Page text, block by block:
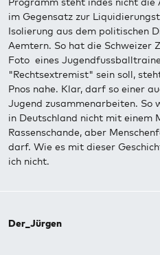
im Gegensatz zur
Isolierung aus dem politischen
Aemtern. So hat die Schweizer
Foto eines
"Rechtsextremist" sein soll,
Pnos nahe. Klar, darf so einer
Jugend zusammenarbeiten. So
in Deutschland nicht mit einem
Rassenschande, aber
darf. Wie es mit dieser
ich nicht.
Der_Jürgen